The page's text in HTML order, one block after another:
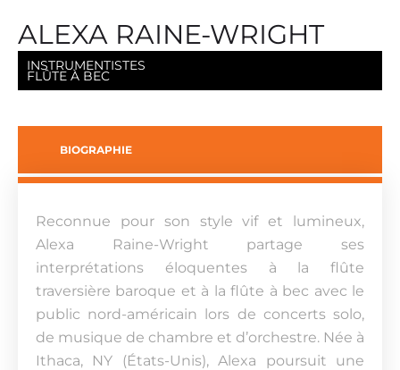
ALEXA RAINE-WRIGHT
INSTRUMENTISTES
FLÛTE À BEC
BIOGRAPHIE
Reconnue pour son style vif et lumineux,
Alexa Raine-Wright partage ses
interprétations éloquentes à la flûte
traversière baroque et à la flûte à bec avec le
public nord-américain lors de concerts solo,
de musique de chambre et d’orchestre. Née à
Ithaca, NY (États-Unis), Alexa poursuit une